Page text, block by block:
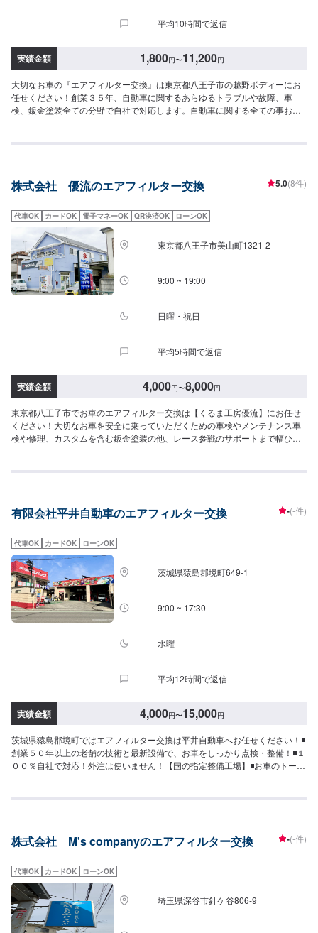
平均10時間で返信
実績金額 1,800円〜11,200円
大切なお車の『エアフィルター交換』は東京都八王子市の越野ボディーにお
任せください！創業３５年、自動車に関するあらゆるトラブルや故障、車
検、鈑金塗装全ての分野で自社で対応します。自動車に関する全ての事お気
用もOK✔️迅速かつ丁寧に修理！自動車整備リフトをはじめ、さまざまな設備
報などを事前にお送りいただけるとスムーズです。【定休日・営業時間】定
【2】お見積り【3】お見積りにご納得いただければ作業開始【4】仕上がり
次第納車【お見積もり・代車無料】リサイクル部品を使った修理や、無料代
車手配などお客様のニーズに応えるお見積もりを実現します。※代車の燃料代
はお客様にご負担いただいております。※内容などにより貸し出し出来かねる
場合もございます。【ご注意】入庫の際はお気をつけてお越しください。駐
車スペースは事務所前の空いているスペースに駐車してください。受付はス
タッフへ「メンテモで予約しました」とお伝えください。ご案内いたしま
株式会社 優流のエアフィルター交換 5.0(8件)
代車OK カードOK 電子マネーOK QR決済OK ローンOK
東京都八王子市美山町1321-2
9:00 ~ 19:00
日曜・祝日
平均5時間で返信
実績金額 4,000円〜8,000円
東京都八王子市でお車のエアフィルター交換は【くるま工房優流】にお任せ
ください！大切なお車を安全に乗っていただくための車検やメンテナンス車
検や修理、カスタムを含む鈑金塗装の他、レース参戦のサポートまで幅ひろ
たいと考えています。ドライブ中の不具合やなんだかおかしい気がする…な
の行き届いたスタッフと最新の環境で、ご相談窓口から実際の作業、納車に
でもあり、納車までの期間を短縮するためでもあります。専門性の高さやス
キルの高いサービスをお客様に提供し「また来るよ！」と言っていただくプ
ロセスが優流のトータルサービスです。【1】オファーにてお問い合わせ
【2】ご来店・入庫・お見積り【3】お見積りにご納得いただければ作業開始
【4】仕上がり次第納車【代車について】代車をご用意しています。お車の作
業中は代車をご利用ください。※代車の燃料代はお客様にご負担いただいてお
ります。【定休日・営業時間】定休日：日曜・祝日営業時間：9:00~19:00
有限会社平井自動車のエアフィルター交換 -(-件)
代車OK カードOK ローンOK
茨城県猿島郡境町649-1
9:00 ~ 17:30
水曜
平均12時間で返信
実績金額 4,000円〜15,000円
茨城県猿島郡境町ではエアフィルター交換は平井自動車へお任せください！◾
創業５０年以上の老舗の技術と最新設備で、お車をしっかり点検・整備！◾１
００％自社で対応！外注は使いません！【国の指定整備工場】◾お車のトータ
った…★保険を使えべきなのかわからない…などのご相談もお気軽にどう
ご納得いただければ作業開始【4】仕上がり次第納車-----納期について-----納
後する場合がございます。予めご了承ください。-----代車について-----無料の
代車をご用意しています。お車の作業中は代車をご利用ください。※代車の燃
料代はお客様にご負担いただいております。※内容などにより貸し出し出来か
ねる場合もございます。-----ご来店時の注意、受付方法-----入庫の際はお気を
つけてお越しください。駐車スペースは事務所前のお客様駐車スペースに駐
株式会社 M's companyのエアフィルター交換 -(-件)
代車OK カードOK ローンOK
埼玉県深谷市針ケ谷806‐9